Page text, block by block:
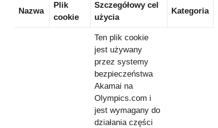
Nazwa
Plik
cookie
Szczegółowy cel
użycia
Kategoria
Ten plik cookie
jest używany
przez systemy
bezpieczeństwa
Akamai na
Olympics.com i
jest wymagany do
działania części